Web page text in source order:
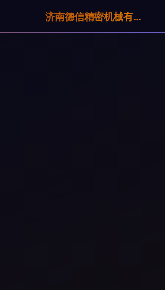
济南德信精密机械有限公司